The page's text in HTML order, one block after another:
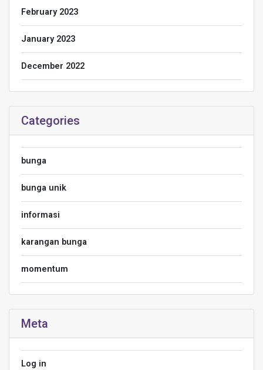
February 2023
January 2023
December 2022
Categories
bunga
bunga unik
informasi
karangan bunga
momentum
Meta
Log in